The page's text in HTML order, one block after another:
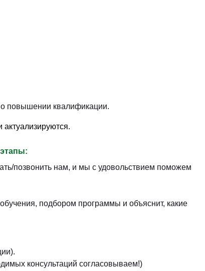
о повышении квалификации.
актуализируются.
позвонить нам, и мы с удовольствием поможем
подбором программы и объяснит, какие
консультаций согласовываем!)